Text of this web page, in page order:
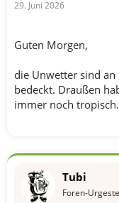
:
29. Juni 2026
Guten Morgen,
die Unwetter sind an
bedeckt. Draußen
immer noch tropisch.
Tubi
Foren-